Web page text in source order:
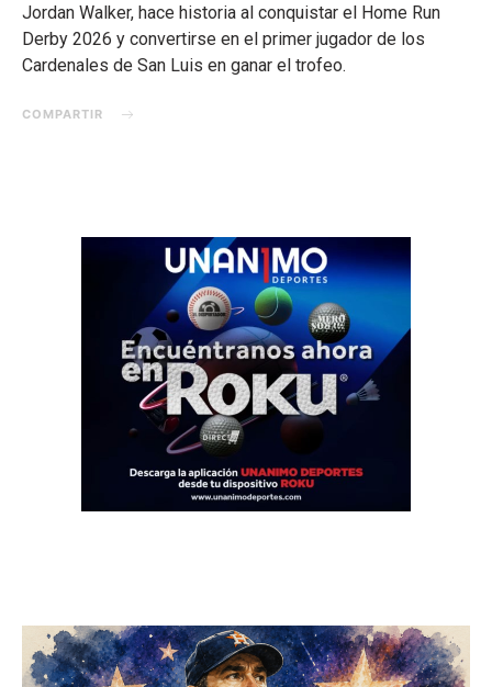
Jordan Walker, hace historia al conquistar el Home Run
Derby 2026 y convertirse en el primer jugador de los
Cardenales de San Luis en ganar el trofeo.
COMPARTIR